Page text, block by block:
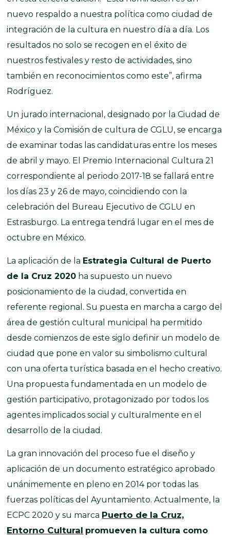
nuevo respaldo a nuestra política como ciudad de
integración de la cultura en nuestro día a día. Los
resultados no solo se recogen en el éxito de
nuestros festivales y resto de actividades, sino
también en reconocimientos como este”, afirma
Rodríguez.
Un jurado internacional, designado por la Ciudad de
México y la Comisión de cultura de CGLU, se encarga
de examinar todas las candidaturas entre los meses
de abril y mayo. El Premio Internacional Cultura 21
correspondiente al periodo 2017-18 se fallará entre
los días 23 y 26 de mayo, coincidiendo con la
celebración del Bureau Ejecutivo de CGLU en
Estrasburgo. La entrega tendrá lugar en el mes de
octubre en México.
La aplicación de la Estrategia Cultural de Puerto
de la Cruz 2020 ha supuesto un nuevo
posicionamiento de la ciudad, convertida en
referente regional. Su puesta en marcha a cargo del
área de gestión cultural municipal ha permitido
desde comienzos de este siglo definir un modelo de
ciudad que pone en valor su simbolismo cultural
con una oferta turística basada en el hecho creativo.
Una propuesta fundamentada en un modelo de
gestión participativo, protagonizado por todos los
agentes implicados social y culturalmente en el
desarrollo de la ciudad.
La gran innovación del proceso fue el diseño y
aplicación de un documento estratégico aprobado
unánimemente en pleno en 2014 por todas las
fuerzas políticas del Ayuntamiento. Actualmente, la
ECPC 2020 y su marca Puerto de la Cruz,
Entorno Cultural promueven la cultura como